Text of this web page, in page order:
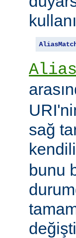
Alias
sağ
bunu